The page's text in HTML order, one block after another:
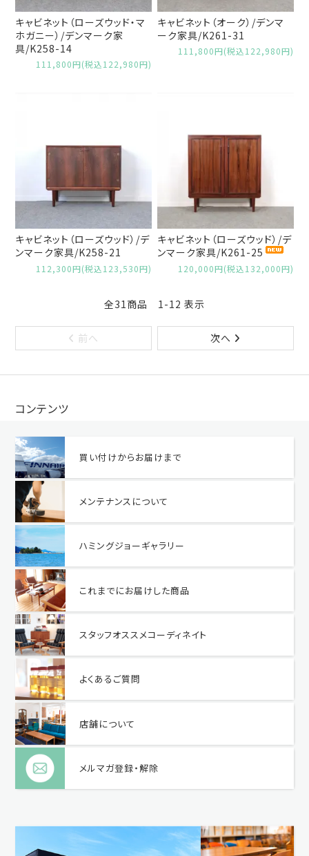
キャビネット（ローズウッド・マ
ホガニー）/デンマーク家
具/K258-14
111,800円(税込122,980円)
キャビネット（オーク）/デンマ
ーク家具/K261-31
111,800円(税込122,980円)
キャビネット（ローズウッド）/デ
ンマーク家具/K258-21
112,300円(税込123,530円)
キャビネット（ローズウッド）/デ
ンマーク家具/K261-25
120,000円(税込132,000円)
全31商品 1-12 表示
前へ 次へ
コンテンツ
買い付けからお届けまで
メンテナンスについて
ハミングジョーギャラリー
これまでにお届けした商品
スタッフオススメコーディネイト
よくあるご質問
店舗について
メルマガ登録・解除